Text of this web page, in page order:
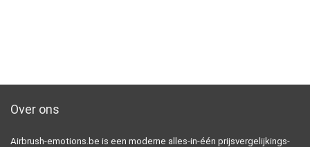
Over ons
Airbrush-emotions.be is een moderne alles-in-één prijsvergelijkings-